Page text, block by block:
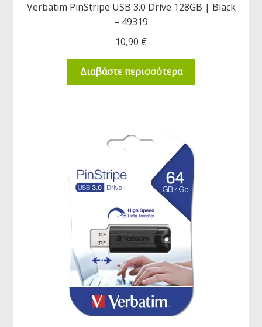
Verbatim PinStripe USB 3.0 Drive 128GB | Black
– 49319
10,90 €
Διαβάστε περισσότερα